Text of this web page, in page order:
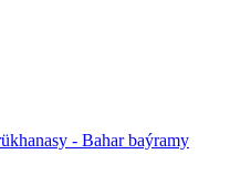
- Bahar baýramy